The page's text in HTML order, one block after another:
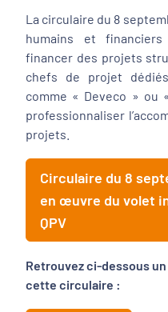
La circulaire du 8
humains et
financer des projets
chefs de projet
comme « Deveco » ou
professionnaliser
projets.
Circulaire du 8
en œuvre du volet
QPV
Retrouvez ci-dessous
cette circulaire :